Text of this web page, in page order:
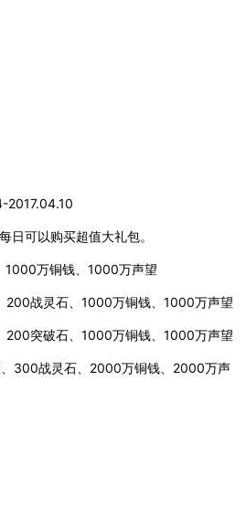
2017.04.10
日可以购买超值大礼包。
1000万铜钱、1000万声望
200战灵石、1000万铜钱、1000万声望
200突破石、1000万铜钱、1000万声望
300战灵石、2000万铜钱、2000万声